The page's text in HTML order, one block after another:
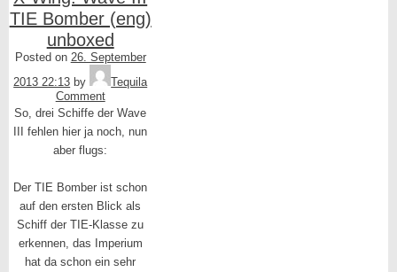
TIE Bomber (eng)
unboxed
Posted on 26. September
2013 22:13 by
Tequila
Comment
So, drei Schiffe der Wave
III fehlen hier ja noch, nun
aber flugs:
Der TIE Bomber ist schon
auf den ersten Blick als
Schiff der TIE-Klasse zu
erkennen, das Imperium
hat da schon ein sehr